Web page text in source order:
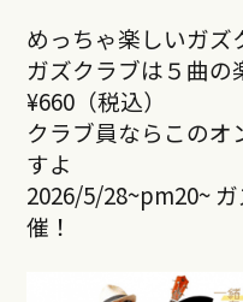
めっちゃ楽しいガズ
ガズクラブは５曲の
¥660（税込）
クラブ員ならこのオ
すよ
2026/5/28~pm20~
催！